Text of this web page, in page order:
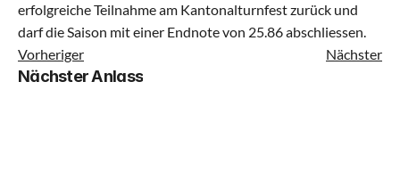
Dance Mix Gross
erfolgreiche Teilnahme am Kantonalturnfest zurück und
darf die Saison mit einer Endnote von 25.86 abschliessen.
Vorheriger
Nächster
Nächster Anlass